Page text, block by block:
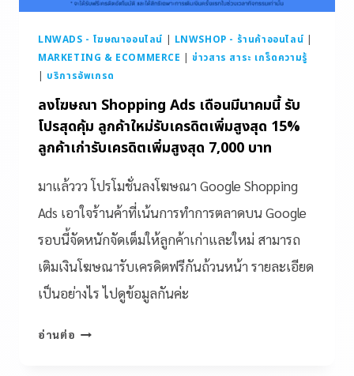
LNWADS - โฆษณาออนไลน์ | LNWSHOP - ร้านค้าออนไลน์ |
MARKETING & ECOMMERCE |ข่าวสาร สาระ เกร็ดความรู้
| บริการอัพเกรด
ลงโฆษณา Shopping Ads เดือนมีนาคมนี้ รับ
โปรสุดคุ้ม ลูกค้าใหม่รับเครดิตเพิ่มสูงสุด 15%
ลูกค้าเก่ารับเครดิตเพิ่มสูงสุด 7,000 บาท
มาแล้ววว โปรโมชั่นลงโฆษณา Google Shopping
Ads เอาใจร้านค้าที่เน้นการทำการตลาดบน Google
รอบนี้จัดหนักจัดเต็มให้ลูกค้าเก่าและใหม่ สามารถ
เติมเงินโฆษณารับเครดิตฟรีกันถ้วนหน้า รายละเอียด
เป็นอย่างไร ไปดูข้อมูลกันค่ะ
อ่านต่อ